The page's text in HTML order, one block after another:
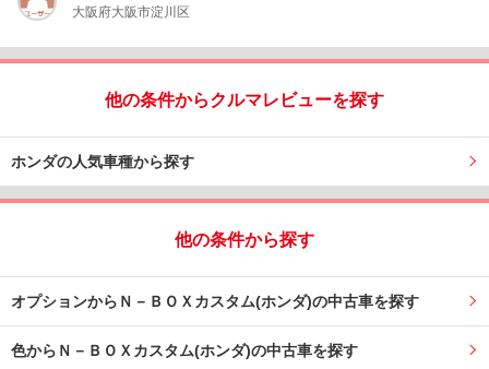
大阪府大阪市淀川区
他の条件からクルマレビューを探す
ホンダの人気車種から探す
他の条件から探す
オプションからＮ－ＢＯＸカスタム(ホンダ)の中古車を探す
色からＮ－ＢＯＸカスタム(ホンダ)の中古車を探す